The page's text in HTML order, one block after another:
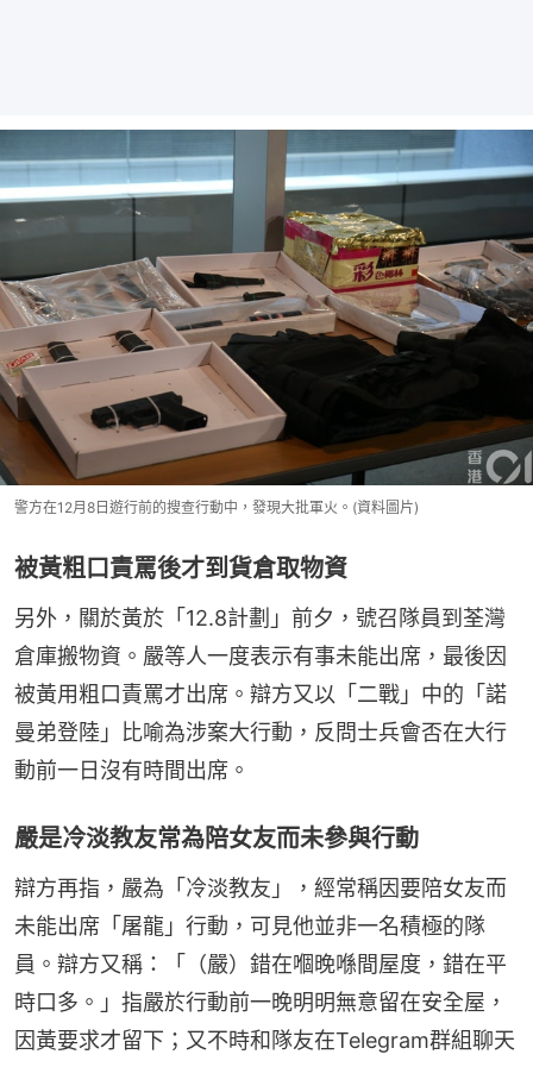
警方在12月8日遊行前的搜查行動中，發現大批軍火。(資料圖片)
被黃粗口責罵後才到貨倉取物資
另外，關於黃於「12.8計劃」前夕，號召隊員到荃灣
倉庫搬物資。嚴等人一度表示有事未能出席，最後因
被黃用粗口責罵才出席。辯方又以「二戰」中的「諾
曼弟登陸」比喻為涉案大行動，反問士兵會否在大行
動前一日沒有時間出席。
嚴是冷淡教友常為陪女友而未參與行動
辯方再指，嚴為「冷淡教友」，經常稱因要陪女友而
未能出席「屠龍」行動，可見他並非一名積極的隊
員。辯方又稱：「（嚴）錯在嗰晚喺間屋度，錯在平
時口多。」指嚴於行動前一晚明明無意留在安全屋，
因黃要求才留下；又不時和隊友在Telegram群組聊天